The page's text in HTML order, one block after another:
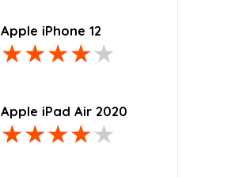
Apple iPhone 12
Apple iPad Air 2020